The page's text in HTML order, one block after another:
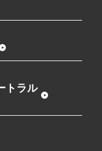
トラル